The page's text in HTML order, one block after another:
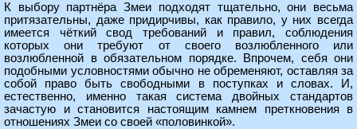
К выбору партнёра Змеи подходят тщательно, они весьма
притязательны, даже придирчивы, как правило, у них всегда
имеется чёткий свод требований и правил, соблюдения
которых они требуют от своего возлюбленного или
возлюбленной в обязательном порядке. Впрочем, себя они
подобными условностями обычно не обременяют, оставляя за
собой право быть свободными в поступках и словах. И,
естественно, именно такая система двойных стандартов
зачастую и становится настоящим камнем преткновения в
отношениях Змеи со своей «половинкой».